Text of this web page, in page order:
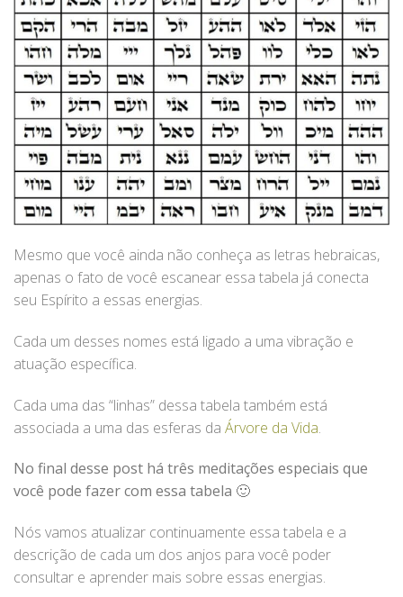
Mesmo que você ainda não conheça as letras hebraicas,
apenas o fato de você escanear essa tabela já conecta
seu Espírito a essas energias.
Cada um desses nomes está ligado a uma vibração e
atuação específica.
Cada uma das “linhas” dessa tabela também está
associada a uma das esferas da Árvore da Vida.
No final desse post há três meditações especiais que
você pode fazer com essa tabela 🙂
Nós vamos atualizar continuamente essa tabela e a
descrição de cada um dos anjos para você poder
consultar e aprender mais sobre essas energias.